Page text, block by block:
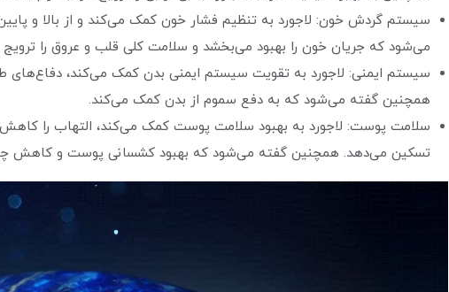
سیستم گردش خون: لاجورد به تنظیم فشار خون کمک می‌کند و از بالا و
می‌شود که جریان خون را بهبود می‌بخشد و سلامت کلی قلب و عروق را
سیستم ایمنی: لاجورد به تقویت سیستم ایمنی بدن کمک می‌کند، دفاع‌های
همچنین گفته می‌شود که به دفع سموم از بدن کمک می‌کند.
سلامت پوست: لاجورد به بهبود سلامت پوست کمک می‌کند، التهاب را کاهش
تسکین می‌دهد. همچنین گفته می‌شود که بهبود کشسانی پوست و کاهش